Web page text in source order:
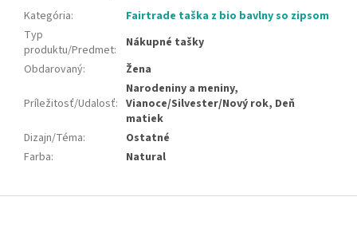
Kategória:
Fairtrade taška z bio bavlny so zipsom
Typ
produktu/Predmet:
Nákupné tašky
Obdarovaný: Žena
Príležitosť/Udalosť:
Narodeniny a meniny,
Vianoce/Silvester/Nový rok, Deň
matiek
Dizajn/Téma:
Ostatné
Farba: Natural
Z